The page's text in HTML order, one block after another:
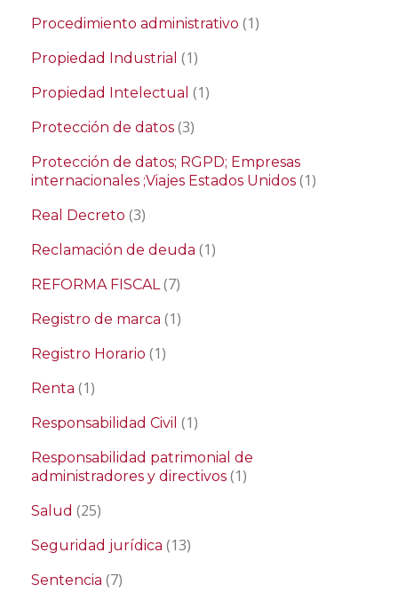
Procedimiento administrativo (1)
Propiedad Industrial (1)
Propiedad Intelectual (1)
Protección de datos (3)
Protección de datos; RGPD; Empresas
internacionales ;Viajes Estados Unidos (1)
Real Decreto (3)
Reclamación de deuda (1)
REFORMA FISCAL(7)
Registro de marca (1)
Registro Horario (1)
Renta (1)
Responsabilidad Civil (1)
Responsabilidad patrimonial de
administradores y directivos (1)
Salud (25)
Seguridad jurídica (13)
Sentencia (7)